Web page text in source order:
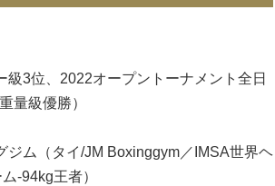
3位、2022オープントーナメント全日
量級優勝）
ジム（タイ/JM Boxinggym／IMSA世界ヘ
-94kg王者）